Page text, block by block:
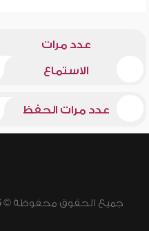
عدد مرات
الاستماع
عدد مرات الحفظ
جميع الحقوق محفوظة © 2026 - 1998 لشبكة إسلام ويب